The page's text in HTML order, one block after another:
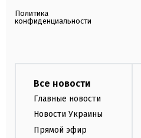
Политика
конфиденциальности
Все новости
Главные новости
Новости Украины
Прямой эфир